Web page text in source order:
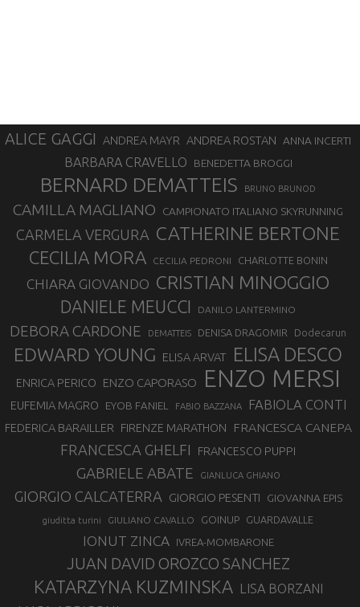
ALICE GAGGI ANDREA MAYR ANDREA ROSTAN ANNA INCERTI
BARBARA CRAVELLO BENEDETTA BROGGI
BERNARD DEMATTEIS BRUNO BRUNOD
CAMILLA MAGLIANO CAMPIONATO ITALIANO SKYRUNNING
CARMELA VERGURA CATHERINE BERTONE
CECILIA MORA CECILIA PEDRONI CHARLOTTE BONIN
CHIARA GIOVANDO CRISTIAN MINOGGIO
DANIELE MEUCCI DANILO LANTERMINO
DEBORA CARDONE DEMATTEIS DENISA DRAGOMIR Dodecarun
EDWARD YOUNG ELISA ARVAT ELISA DESCO
ENRICA PERICO ENZO CAPORASO ENZO MERSI
EUFEMIA MAGRO EYOB FANIEL FABIO BAZZANA FABIOLA CONTI
FEDERICA BARAILLER FIRENZE MARATHON FRANCESCA CANEPA
FRANCESCA GHELFI FRANCESCO PUPPI
GABRIELE ABATE GIANLUCA GHIANO
GIORGIO CALCATERRA GIORGIO PESENTI GIOVANNA EPIS
giuditta turini GIULIANO CAVALLO GOINUP GUARDAVALLE
IONUT ZINCA IVREA-MOMBARONE
JUAN DAVID OROZCO SANCHEZ
KATARZYNA KUZMINSKA LISA BORZANI